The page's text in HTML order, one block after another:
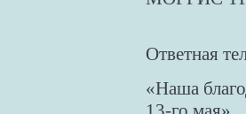
Ответная
«Наша